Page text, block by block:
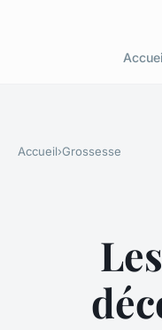
Accueil›Grossesse